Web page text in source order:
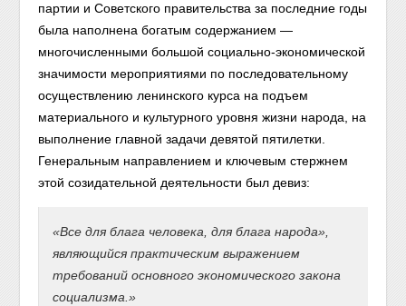
партии и Советского правительства за последние годы
была наполнена богатым содержанием —
многочисленными большой социально-экономической
значимости мероприятиями по последовательному
осуществлению ленинского курса на подъем
материального и культурного уровня жизни народа, на
выполнение главной задачи девятой пятилетки.
Генеральным направлением и ключевым стержнем
этой созидательной деятельности был девиз:
«Все для блага человека, для блага народа»,
являющийся практическим выражением
требований основного экономического закона
социализма.»